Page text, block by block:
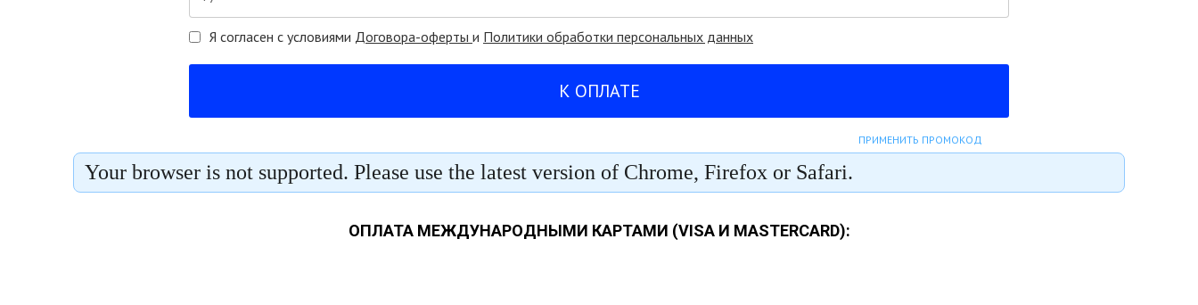
ОПЛАТА МЕЖДУНАРОДНЫМИ КАРТАМИ (VISA И MASTERCARD):